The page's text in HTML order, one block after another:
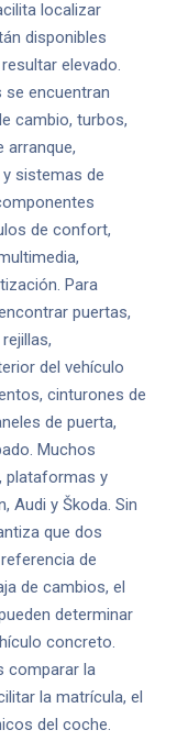
localizar
disponibles
elevado.
encuentran
cambio, turbos,
arranque,
sistemas de
de confort,
Para
puertas,
del vehículo
cinturones de
de puerta,
Muchos
plataformas y
Audi y Škoda. Sin
que dos
de
de cambios, el
determinar
concreto.
comparar la
la matrícula, el
del coche.